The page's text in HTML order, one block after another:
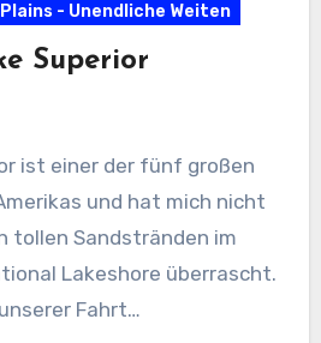
- Unendliche Weiten
Superior
ist einer der fünf großen
und hat mich nicht
tollen Sandstränden im
Lakeshore überrascht.
Fahrt…